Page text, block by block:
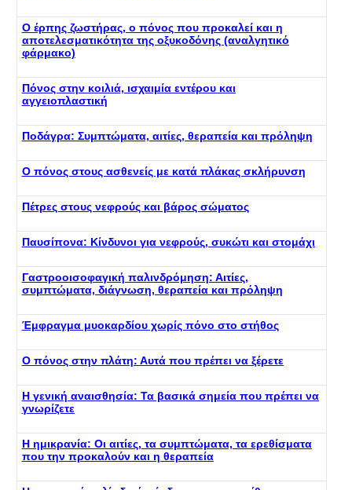
Ο έρπης ζωστήρας, ο πόνος που προκαλεί και η
αποτελεσματικότητα της οξυκοδόνης (αναλγητικό
φάρμακο)
Πόνος στην κοιλιά, ισχαιμία εντέρου και
αγγειοπλαστική
Ποδάγρα: Συμπτώματα, αιτίες, θεραπεία και πρόληψη
Ο πόνος στους ασθενείς με κατά πλάκας σκλήρυνση
Πέτρες στους νεφρούς και βάρος σώματος
Παυσίπονα: Κίνδυνοι για νεφρούς, συκώτι και στομάχι
Γαστροοισοφαγική παλινδρόμηση: Αιτίες,
συμπτώματα, διάγνωση, θεραπεία και πρόληψη
Έμφραγμα μυοκαρδίου χωρίς πόνο στο στήθος
Ο πόνος στην πλάτη: Αυτά που πρέπει να ξέρετε
Η γενική αναισθησία: Τα βασικά σημεία που πρέπει να
γνωρίζετε
Η ημικρανία: Οι αιτίες, τα συμπτώματα, τα ερεθίσματα
που την προκαλούν και η θεραπεία